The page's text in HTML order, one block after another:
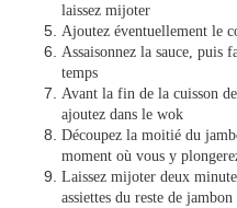
laissez mijoter
Ajoutez éventuellement le
Assaisonnez la sauce, puis
temps
Avant la fin de la cuisson
ajoutez dans le wok
Découpez la moitié du
moment où vous y
Laissez mijoter deux
assiettes du reste de jambon